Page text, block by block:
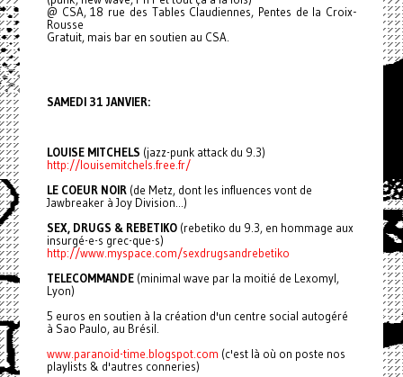
@ CSA, 18 rue des Tables Claudiennes, Pentes de la Croix-
Rousse
Gratuit, mais bar en soutien au CSA.
SAMEDI 31 JANVIER:
LOUISE MITCHELS (jazz-punk attack du 9.3)
http://louisemitchels.free.fr/
LE COEUR NOIR(de Metz, dont les influences vont de
Jawbreaker à Joy Division...)
SEX, DRUGS & REBETIKO(rebetiko du 9.3, en hommage aux
insurgé-e-s grec-que-s)
http://www.myspace.com/sexdrugsandrebetiko
TELECOMMANDE(minimal wave par la moitié de Lexomyl,
Lyon)
5 euros en soutien à la création d'un centre social autogéré
à Sao Paulo, au Brésil.
www.paranoid-time.blogspot.com (c'est là où on poste nos
playlists & d'autres conneries)